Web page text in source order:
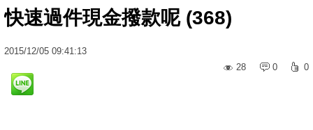
快速過件現金撥款呢 (368)
2015/12/05 09:41:13
28
0 0